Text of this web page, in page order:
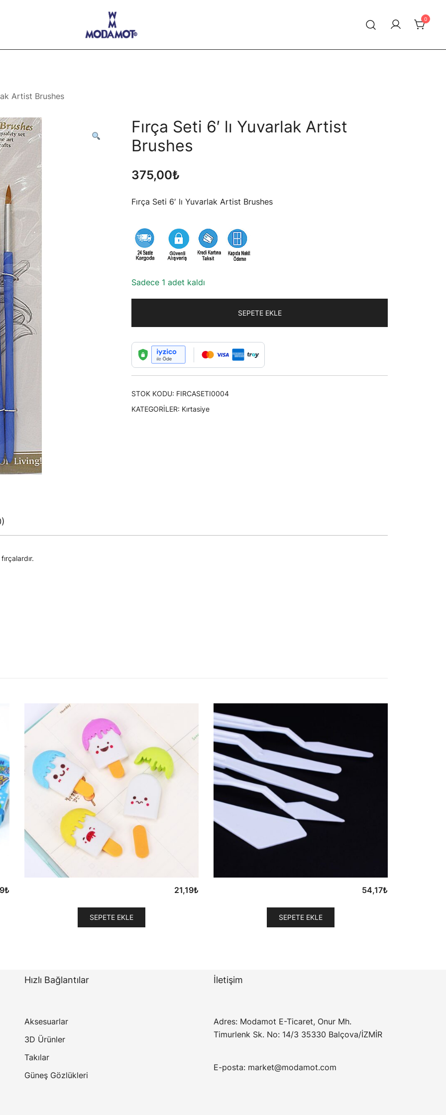
Modamot E-Ticaret
0
Artist Brushes
Fırça Seti 6′ lı Yuvarlak Artist
Brushes
375,00₺
Fırça Seti 6′ lı Yuvarlak Artist Brushes
Sadece 1 adet kaldı
SEPETE EKLE
STOK KODU: FIRCASETI0004
KATEGORILER: Kırtasiye
₺ 21,19₺
SEPETE EKLE
54,17₺
SEPETE EKLE
Hızlı Bağlantılar
Aksesuarlar
3D Ürünler
Takılar
Güneş Gözlükleri
İletişim
Adres: Modamot E-Ticaret, Onur Mh.
Timurlenk Sk. No: 14/3 35330 Balçova/İZMİR
E-posta: market@modamot.com